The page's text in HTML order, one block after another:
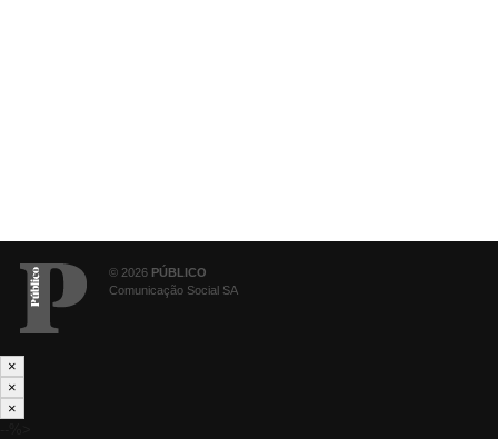
© 2026 PÚBLICO
Comunicação Social SA
×
×
×